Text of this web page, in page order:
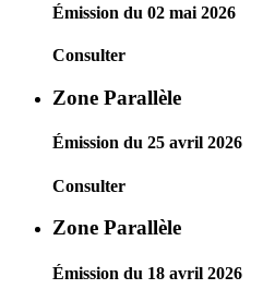
Émission du 02 mai 2026
Consulter
Zone Parallèle
Émission du 25 avril 2026
Consulter
Zone Parallèle
Émission du 18 avril 2026